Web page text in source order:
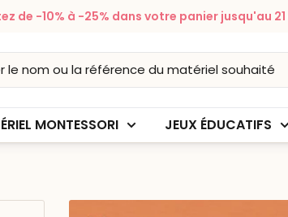
de -10% à -25% dans votre panier jusqu'au
MONTESSORI JEUX ÉDUCATIFS